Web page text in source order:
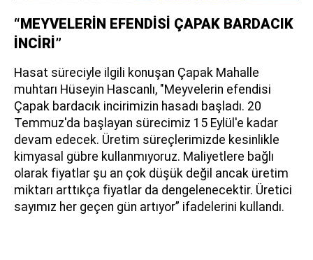
“MEYVELERİN EFENDİSİ ÇAPAK BARDACIK
İNCİRİ”
Hasat süreciyle ilgili konuşan Çapak Mahalle
muhtarı Hüseyin Hascanlı, "Meyvelerin efendisi
Çapak bardacık incirimizin hasadı başladı. 20
Temmuz'da başlayan sürecimiz 15 Eylül'e kadar
devam edecek. Üretim süreçlerimizde kesinlikle
kimyasal gübre kullanmıyoruz. Maliyetlere bağlı
olarak fiyatlar şu an çok düşük değil ancak üretim
miktarı arttıkça fiyatlar da dengelenecektir. Üretici
sayımız her geçen gün artıyor” ifadelerini kullandı.